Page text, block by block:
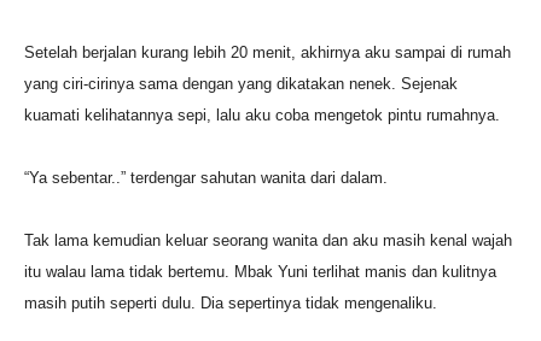
Setelah berjalan kurang lebih 20 menit, akhirnya aku sampai di rumah
yang ciri-cirinya sama dengan yang dikatakan nenek. Sejenak
kuamati kelihatannya sepi, lalu aku coba mengetok pintu rumahnya.
“Ya sebentar..” terdengar sahutan wanita dari dalam.
Tak lama kemudian keluar seorang wanita dan aku masih kenal wajah
itu walau lama tidak bertemu. Mbak Yuni terlihat manis dan kulitnya
masih putih seperti dulu. Dia sepertinya tidak mengenaliku.